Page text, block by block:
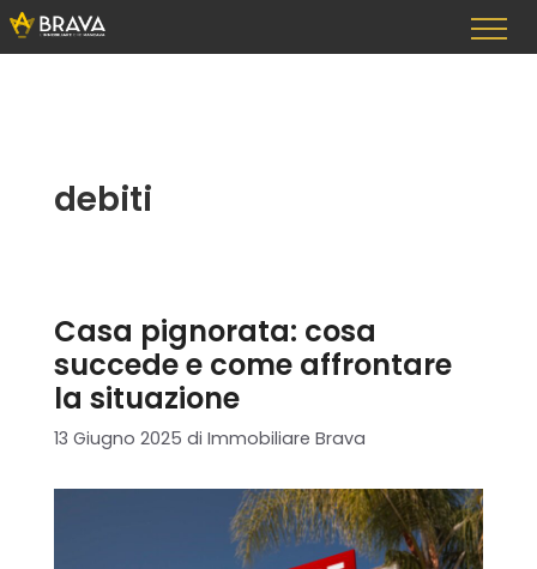
Vai
al
contenuto
debiti
Casa pignorata: cosa
succede e come affrontare
la situazione
13 Giugno 2025 di Immobiliare Brava